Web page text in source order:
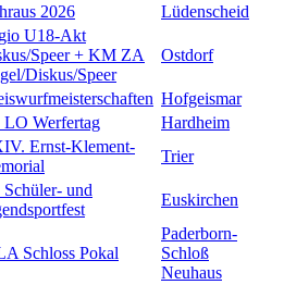
2026 Lüdenscheid
U18-Akt
Speer + KM ZA
Diskus/Speer
Ostdorf
Hofgeismar
LO Werfertag
Hardheim
Ernst-Klement-
Trier
Schüler- und
Euskirchen
Schloss Pokal
Paderborn-
Schloß
Neuhaus